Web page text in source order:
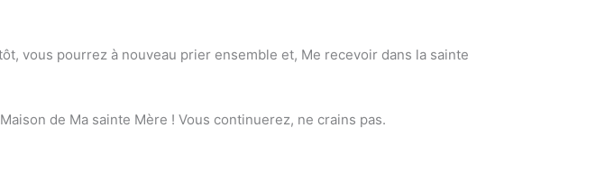
vous pourrez à nouveau prier ensemble et, Me recevoir dans la sainte
de Ma sainte Mère ! Vous continuerez, ne crains pas.